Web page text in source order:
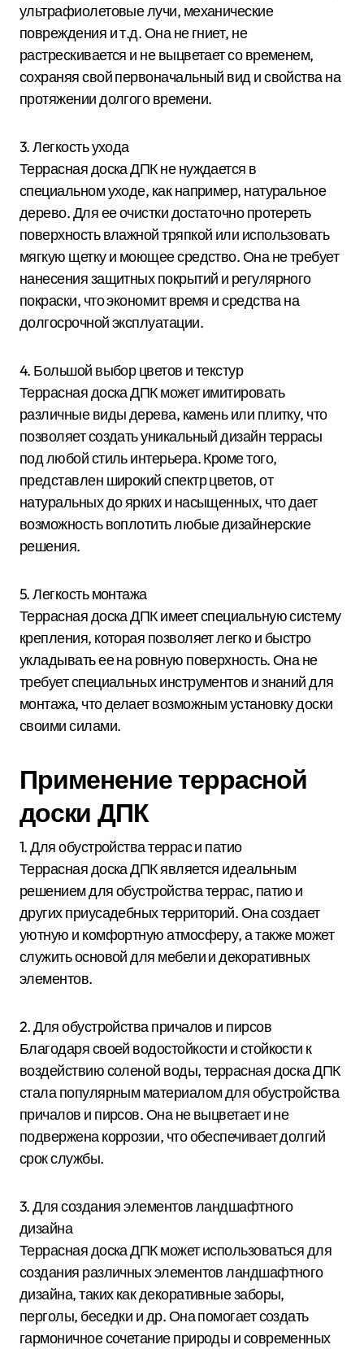
ультрафиолетовые лучи, механические
повреждения и т.д. Она не гниет, не
растрескивается и не выцветает со временем,
сохраняя свой первоначальный вид и свойства на
протяжении долгого времени.
3. Легкость ухода
Террасная доска ДПК не нуждается в
специальном уходе, как например, натуральное
дерево. Для ее очистки достаточно протереть
поверхность влажной тряпкой или использовать
мягкую щетку и моющее средство. Она не требует
нанесения защитных покрытий и регулярного
покраски, что экономит время и средства на
долгосрочной эксплуатации.
4. Большой выбор цветов и текстур
Террасная доска ДПК может имитировать
различные виды дерева, камень или плитку, что
позволяет создать уникальный дизайн террасы
под любой стиль интерьера. Кроме того,
представлен широкий спектр цветов, от
натуральных до ярких и насыщенных, что дает
возможность воплотить любые дизайнерские
решения.
5. Легкость монтажа
Террасная доска ДПК имеет специальную систему
крепления, которая позволяет легко и быстро
укладывать ее на ровную поверхность. Она не
требует специальных инструментов и знаний для
монтажа, что делает возможным установку доски
своими силами.
Применение террасной
доски ДПК
1. Для обустройства террас и патио
Террасная доска ДПК является идеальным
решением для обустройства террас, патио и
других приусадебных территорий. Она создает
уютную и комфортную атмосферу, а также может
служить основой для мебели и декоративных
элементов.
2. Для обустройства причалов и пирсов
Благодаря своей водостойкости и стойкости к
воздействию соленой воды, террасная доска ДПК
стала популярным материалом для обустройства
причалов и пирсов. Она не выцветает и не
подвержена коррозии, что обеспечивает долгий
срок службы.
3. Для создания элементов ландшафтного
дизайна
Террасная доска ДПК может использоваться для
создания различных элементов ландшафтного
дизайна, таких как декоративные заборы,
перголы, беседки и др. Она помогает создать
гармоничное сочетание природы и современных